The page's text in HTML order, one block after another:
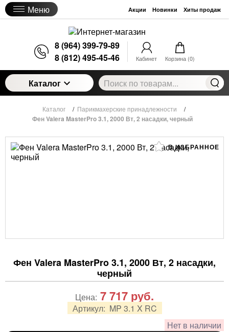
Меню Акции Новинки Хиты продаж
8 (964) 399-79-89
8 (812) 495-45-46
Кабинет Корзина (0)
Каталог
Каталог / Парикмахерские принадлежности /
Фен Valera MasterPro 3.1, 2000 Вт, 2 насадки, черный
В ИЗБРАННОЕ
Фен Valera MasterPro 3.1, 2000 Вт, 2 насадки,
черный
Артикул: MP 3.1 X RC
Нет в наличии
Цена: 7 717 руб.